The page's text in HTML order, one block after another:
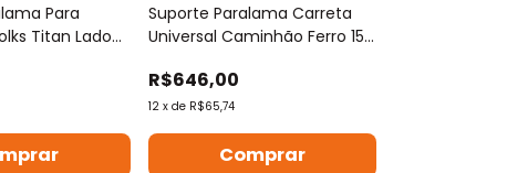
Para
Titan Lado
Suporte Paralama Carreta
Universal Caminhão Ferro 15
R$646,00
12 x de R$65,74